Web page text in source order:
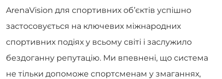
ArenaVision для спортивних об’єктів успішно
застосовується на ключевих міжнародних
спортивних подіях у всьому світі і заслужило
бездоганну репутацію. Ми впевнені, що система
не тільки допоможе спортсменам у змаганнях,